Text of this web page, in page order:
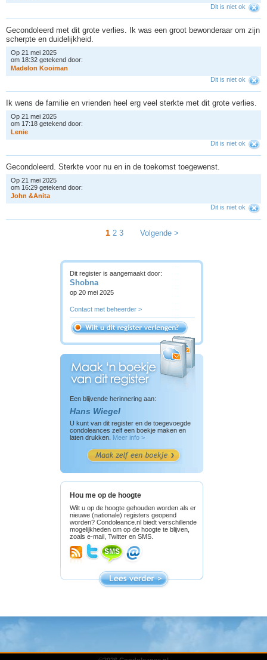
Dit is niet ok
Gecondoleerd met dit grote verlies. Ik was een groot bewonderaar om zijn
scherpte en duidelijkheid.
Op 21 mei 2025
om 18:32 getekend door:
Made on Kooiman
Dit is niet ok
Ik wens de familie en vrienden heel erg veel sterkte met dit grote verlies.
Op 21 mei 2025
om 17:18 getekend door:
Lenie
Dit is niet ok
Gecondoleerd. Sterkte voor nu en in de toekomst toegewenst.
Op 21 mei 2025
om 16:29 getekend door:
John &Anita
Dit is niet ok
1 2 3 Volgende >
Dit register is aangemaakt door:
Shobna
op 20 mei 2025
Contact met beheerder >
Een blijvende herinnering aan:
Hans Wiegel
U kunt van dit register en de toegevoegde
condoleances zelf een boekje maken en
laten drukken. Meer info >
Hou me op de hoogte
Wilt u op de hoogte gehouden worden als er
nieuwe (nationale) registers geopend
worden? Condoleance.nl biedt verschillende
mogelijkheden om op de hoogte te blijven,
zoals e-mail, Twitter en SMS.